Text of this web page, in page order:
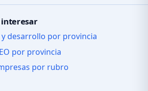
interesar
desarrollo por provincia
por provincia
por rubro